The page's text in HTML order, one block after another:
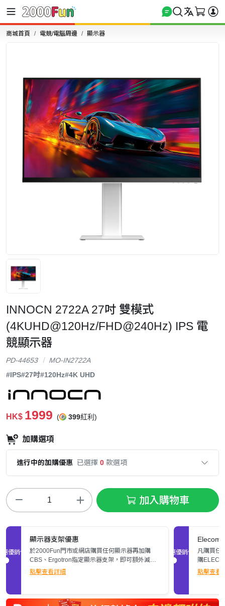
商城首頁 電競/電腦周邊 顯示器
INNOCN 2722A 27吋 雙模式
(4KUHD@120Hz/FHD@240Hz) IPS 電
競顯示器
PD-44653
MO-IN2722A
#IPS#27吋#120Hz#4K UHD
HK$ 1999 ( 399紅利)
加購選項
進行中的加購優惠 已選擇 0 款選項
加入購物車
促銷優惠
顯示器支架優惠
於2000Fun門市或網店購買任何顯示器再加購
CBS、Ergotron指定顯示器支架，即可額外減多
$200。立即了解詳情>>
點擊查看詳細
促銷優惠
Elecom
凡購買任
購
張)。
點擊查看